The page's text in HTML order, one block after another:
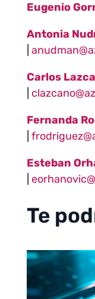
Eugenio
Antonia
Carlos
Fernanda
Esteban
Te